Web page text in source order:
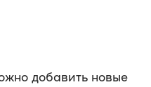
добавить новые